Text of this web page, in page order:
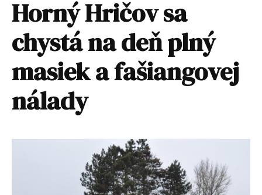
Horný Hričov sa
chystá na deň plný
masiek a fašiangovej
nálady